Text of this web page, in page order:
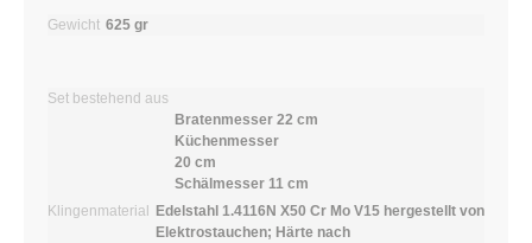
Gewicht 625 gr
Set bestehend aus
Bratenmesser 22 cm
Küchenmesser
20 cm
Schälmesser 11 cm
Klingenmaterial
Edelstahl 1.4116N X50 Cr Mo V15 hergestellt von
Elektrostauchen; Härte nach